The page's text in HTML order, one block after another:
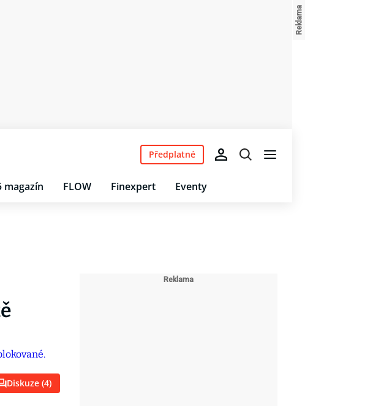
magazín FLOW Finexpert Eventy
Předplatné
Diskuze (4)